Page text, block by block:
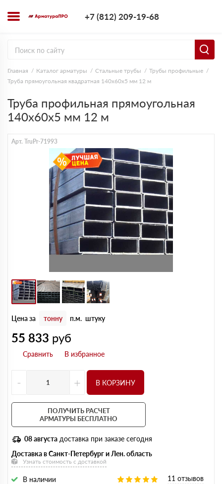
+7 (812) 209-19-68
Главная Каталог арматуры Стальные трубы
Трубы профильные
Труба прямоугольная квадратная 140х60х5 мм 12 м
Труба профильная прямоугольная
140х60х5 мм 12 м
Арт. TruPr-71993
Цена за тонну п.м. штуку
55 833 руб
- + В КОРЗИНУ
ПОЛУЧИТЬ РАСЧЕТ
АРМАТУРЫ БЕСПЛАТНО
08 августа доставка при заказе сегодня
Доставка в Санкт-Петербург и Лен. область
Узнать стоимость с доставкой
В наличии 11 отзывов